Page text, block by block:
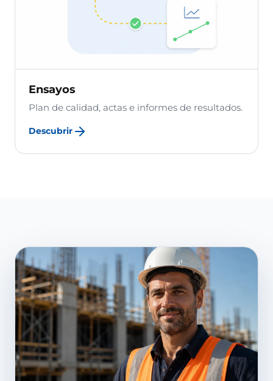
Ensayos
Plan de calidad, actas e informes de resultados.
Descubrir